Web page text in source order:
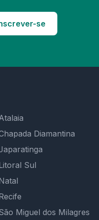
se
Diamantina
Sul
Miguel dos Milagres